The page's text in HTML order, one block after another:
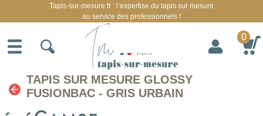
TAPIS SUR MESURE GLOSSY
FUSIONBAC - GRIS URBAIN
Tapis-sur-mesure.fr : l’expertise du tapis sur mesure
au service des professionnels !
0